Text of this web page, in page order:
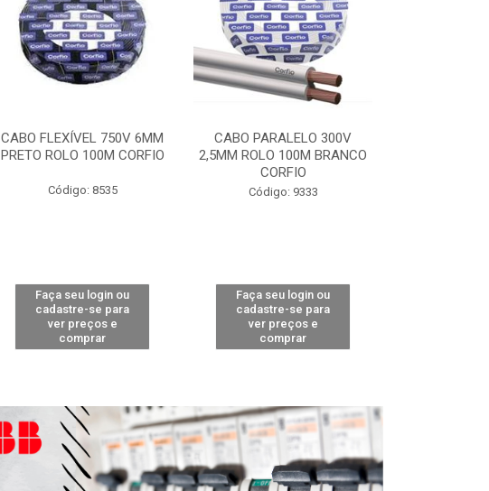
CABO FLEXÍVEL 750V 6MM
PRETO ROLO 100M CORFIO
Código: 8535
Faça seu login ou
cadastre-se para
ver preços e
comprar
CABO PARALELO 300V
2,5MM ROLO 100M BRANCO
CORFIO
Código: 9333
Faça seu login ou
cadastre-se para
ver preços e
comprar